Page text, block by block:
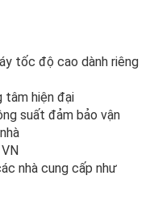
tốc độ cao dành riêng
tâm hiện đại
suất đảm bảo vận
nhà cung cấp như